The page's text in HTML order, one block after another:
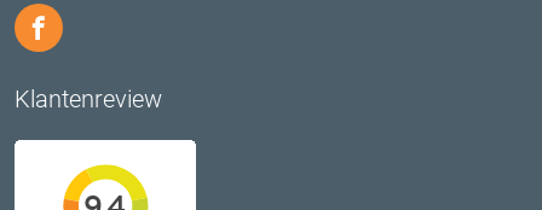
Klantenreview